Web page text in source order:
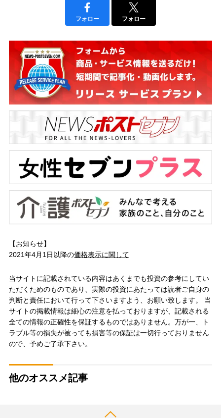
フォロー フォロー
【お知らせ】
2021年4月1日以降の価格表示に関して
当サイトに記載されている内容はあくまでも投資の参考にしてい
ただくためのものであり、実際の投資にあたっては読者ご自身の
判断と責任において行って下さいますよう、お願い致します。 当
サイトの掲載情報は細心の注意を払っておりますが、記載される
全ての情報の正確性を保証するものではありません。万が一、ト
ラブル等の損失が被っても損害等の保証は一切行っておりません
ので、予めご了承下さい。
他のオススメ記事